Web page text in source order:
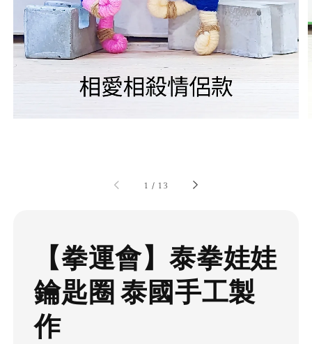
1 / 13
【拳運會】泰拳娃娃
鑰匙圈 泰國手工製
作